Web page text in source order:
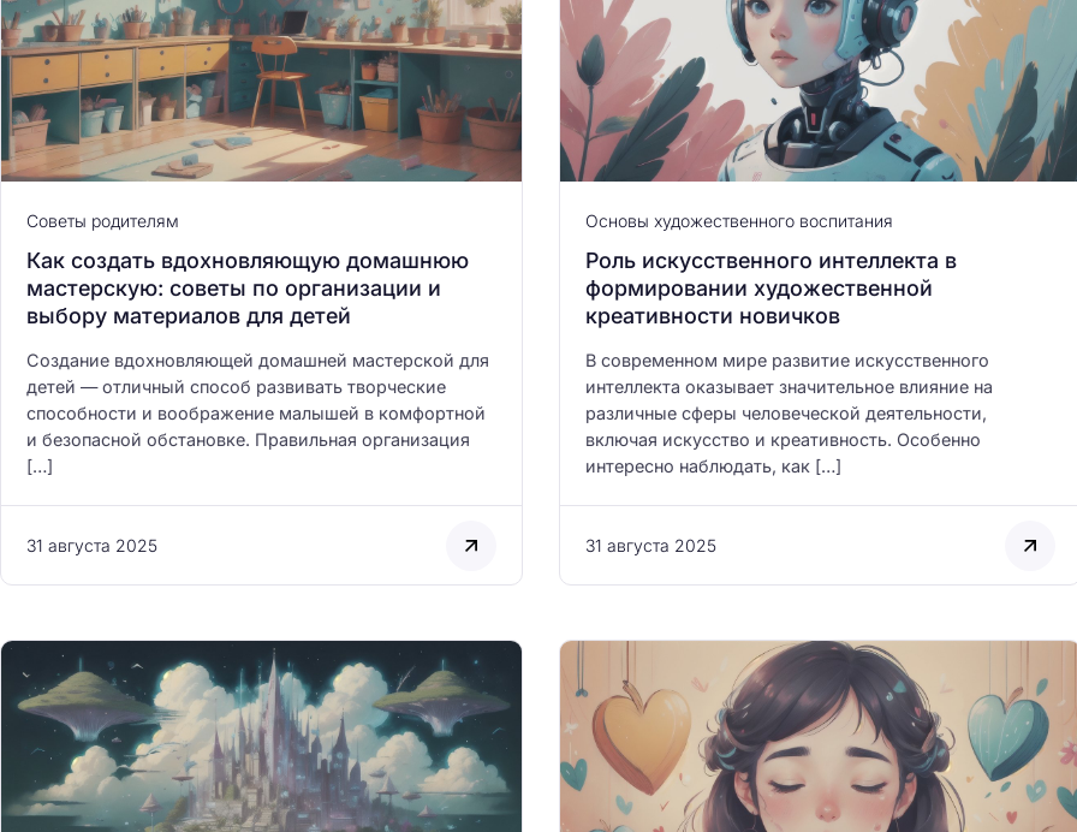
Советы родителям
Как создать вдохновляющую домашнюю
мастерскую: советы по организации и
выбору материалов для детей
Создание вдохновляющей домашней мастерской для
детей — отличный способ развивать творческие
способности и воображение малышей в комфортной
и безопасной обстановке. Правильная организация
[…]
31 августа 2025
Основы художественного воспитания
Роль искусственного интеллекта в
формировании художественной
креативности новичков
В современном мире развитие искусственного
интеллекта оказывает значительное влияние на
различные сферы человеческой деятельности,
включая искусство и креативность. Особенно
интересно наблюдать, как […]
31 августа 2025